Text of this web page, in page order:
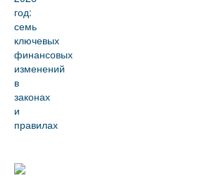
год:
семь
ключевых
финансовых
изменений
в
законах
и
правилах